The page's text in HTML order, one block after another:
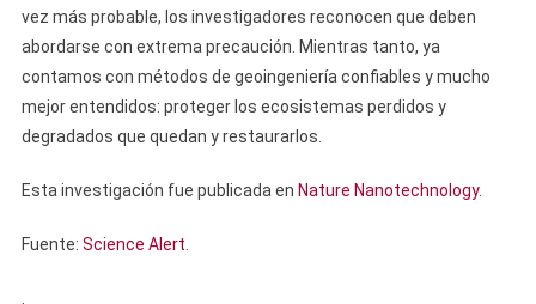
vez más probable, los investigadores reconocen que deben
abordarse con extrema precaución. Mientras tanto, ya
contamos con métodos de geoingeniería confiables y mucho
mejor entendidos: proteger los ecosistemas perdidos y
degradados que quedan y restaurarlos.
Esta investigación fue publicada en Nature Nanotechnology.
Fuente: Science Alert